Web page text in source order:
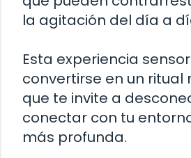
la agitación del día a
Esta experiencia
convertirse en un
que te invite a
conectar con tu
más profunda.